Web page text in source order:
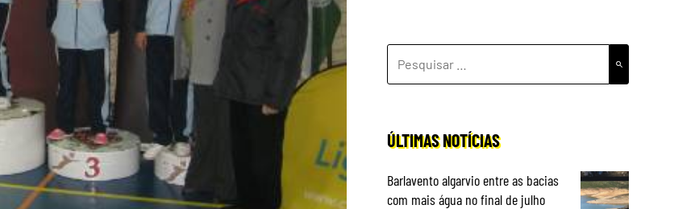
POR:
ÚLTIMAS NOTÍCIAS
Barlavento algarvio entre as bacias
com mais água no final de julho